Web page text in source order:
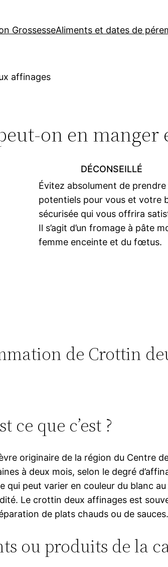
GrossesseAliments et dates de
affinages
on en manger
DÉCONSEILLÉ
Évitez absolument de
potentiels pour vous et votre
sécurisée qui vous offrira
Il s’agit d’un fromage à pâte
femme enceinte et du fœtus.
de Crottin
ce que c’est ?
originaire de la région du Centre
à deux mois, selon le degré
peut varier en couleur du blanc
Le crottin deux affinages est
de plats chauds ou de sauces.
ou produits de la